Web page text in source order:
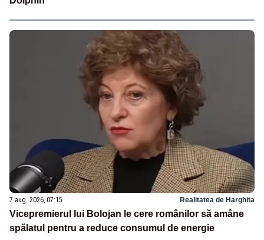
7 aug. 2026, 07:15 Realitatea de Harghita
Vicepremierul lui Bolojan le cere românilor să amâne
spălatul pentru a reduce consumul de energie